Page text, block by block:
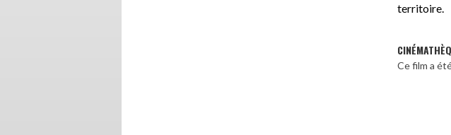
territoire.
Ce film a